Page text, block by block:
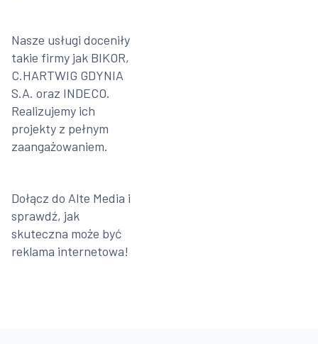
Nasze usługi doceniły
takie firmy jak BIKOR,
C.HARTWIG GDYNIA
S.A. oraz INDECO.
Realizujemy ich
projekty z pełnym
zaangażowaniem.
Dołącz do Alte Media i
sprawdź, jak
skuteczna może być
reklama internetowa!